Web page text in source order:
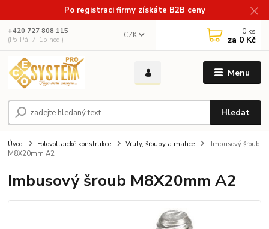
Po registraci firmy získáte B2B ceny
Menu
CZK
Hledat
+420 727 808 115
(Po-Pá, 7-15 hod.)
0 ks
za 0 Kč
Úvod Fotovoltaické konstrukce Vruty, šrouby a matice
Imbusový šroub
M8X20mm A2
Imbusový šroub M8X20mm A2